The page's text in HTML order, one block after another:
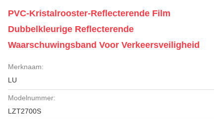
PVC-Kristalrooster-Reflecterende Film
Dubbelkleurige Reflecterende
Waarschuwingsband Voor Verkeersveiligheid
Merknaam:
LU
Modelnummer:
LZT2700S